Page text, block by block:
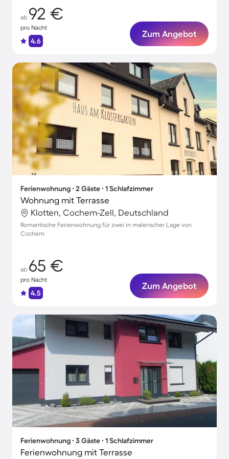
ab 92 €
pro Nacht
4.6
Zum Angebot
Ferienwohnung ∙ 2 Gäste ∙ 1 Schlafzimmer
Wohnung mit Terrasse
Klotten, Cochem-Zell, Deutschland
Romantische Ferienwohnung für zwei in malerischer Lage von
Cochem
ab 65 €
pro Nacht
4.5
Zum Angebot
Ferienwohnung ∙ 3 Gäste ∙ 1 Schlafzimmer
Ferienwohnung mit Terrasse